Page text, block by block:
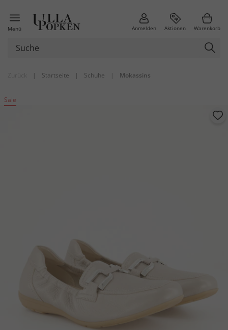
Menü Anmelden Aktionen Warenkorb
| Startseite | Schuhe | Mokassins
Sale